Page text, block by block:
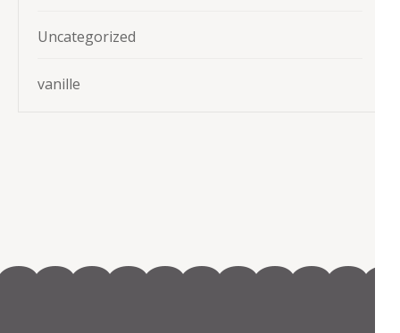
Uncategorized
vanille